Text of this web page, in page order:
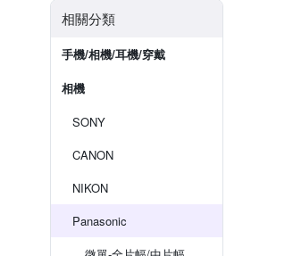
相關分類
手機/相機/耳機/穿戴
相機
SONY
CANON
NIKON
Panasonic